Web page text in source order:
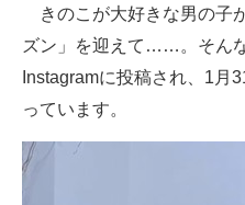
ITの今と未来を見通す
スマホと通信の最新トレンド
進化するPCとデバイスの未来
きのこが大好きな男の子
ズン」を迎えて……。そん
Instagramに投稿され、1月
っています。